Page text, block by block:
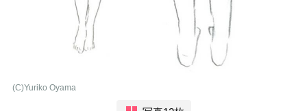
(C)Yuriko Oyama